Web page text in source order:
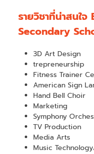
รายวิชาที่น่าสนใ
Secondary
3D Art Design
trepreneurship
Fitness Trainer
American Sign
Hand Bell Choir
Marketing
Symphony
TV Production
Media Arts
Music